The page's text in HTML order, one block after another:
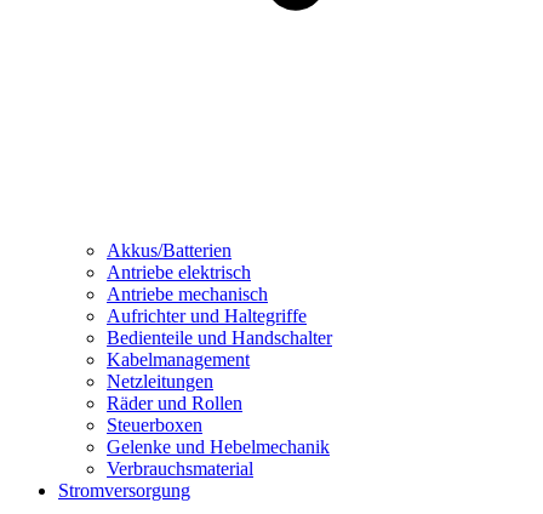
Akkus/Batterien
Antriebe elektrisch
Antriebe mechanisch
Aufrichter und Haltegriffe
Bedienteile und Handschalter
Kabelmanagement
Netzleitungen
Räder und Rollen
Steuerboxen
Gelenke und Hebelmechanik
Verbrauchsmaterial
Stromversorgung